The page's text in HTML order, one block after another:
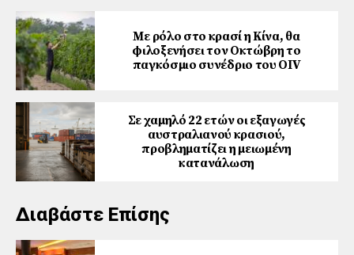
Με ρόλο στο κρασί η Κίνα, θα
φιλοξενήσει τον Οκτώβρη το
παγκόσμιο συνέδριο του ΟΙV
Σε χαμηλό 22 ετών οι εξαγωγές
αυστραλιανού κρασιού,
προβληματίζει η μειωμένη
κατανάλωση
Διαβάστε Επίσης